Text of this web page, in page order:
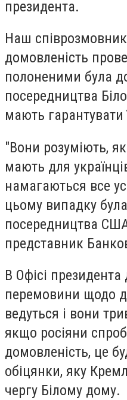
президента.
Наш
домовленість
полоненими була
посередництва
мають гарантувати
"Вони розуміють,
мають для
намагаються все
цьому випадку
посередництва
представник
В Офісі
перемовини щодо
ведуться і вони
якщо росіяни
домовленість, це
обіцянки, яку
чергу Білому дому.